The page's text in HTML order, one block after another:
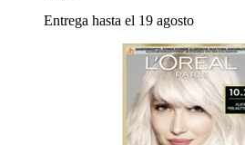
Entrega hasta el 19 agosto